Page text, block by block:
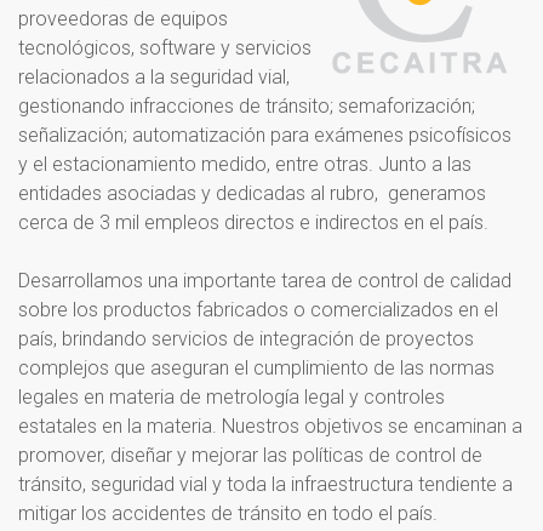
proveedoras de equipos
tecnológicos, software y servicios
relacionados a la seguridad vial,
gestionando infracciones de tránsito; semaforización;
señalización; automatización para exámenes psicofísicos
y el estacionamiento medido, entre otras. Junto a las
entidades asociadas y dedicadas al rubro, generamos
cerca de 3 mil empleos directos e indirectos en el país.
Desarrollamos una importante tarea de control de calidad
sobre los productos fabricados o comercializados en el
país, brindando servicios de integración de proyectos
complejos que aseguran el cumplimiento de las normas
legales en materia de metrología legal y controles
estatales en la materia. Nuestros objetivos se encaminan a
promover, diseñar y mejorar las políticas de control de
tránsito, seguridad vial y toda la infraestructura tendiente a
mitigar los accidentes de tránsito en todo el país.